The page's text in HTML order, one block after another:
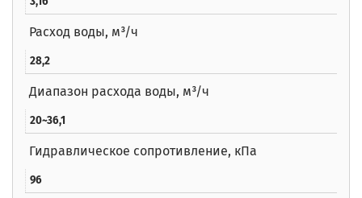
Расход воды, м³/ч
28,2
Диапазон расхода воды, м³/ч
20~36,1
Гидравлическое сопротивление, кПа
96